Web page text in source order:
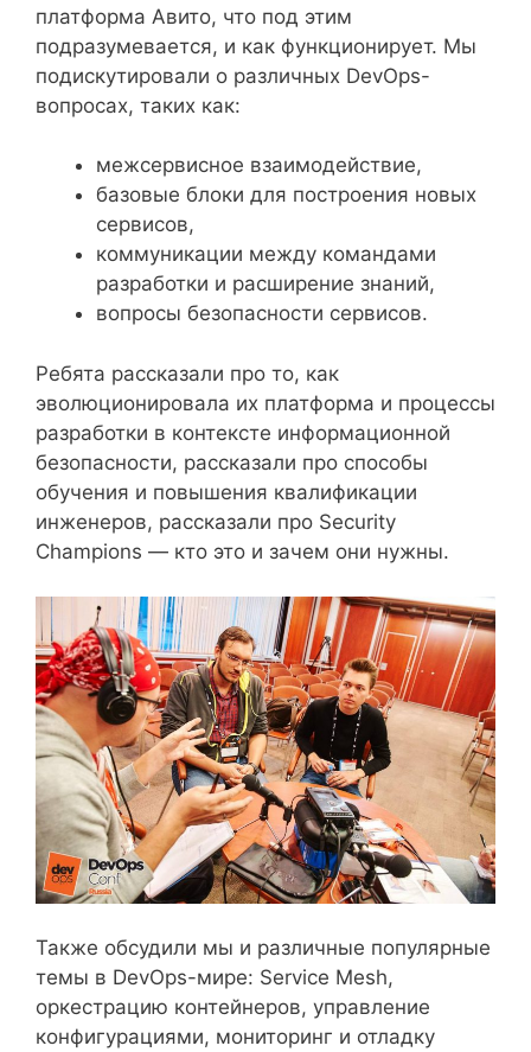
платформа Авито, что под этим
подразумевается, и как функционирует. Мы
подискутировали о различных DevOps-
вопросах, таких как:
межсервисное взаимодействие,
базовые блоки для построения новых
сервисов,
коммуникации между командами
разработки и расширение знаний,
вопросы безопасности сервисов.
Ребята рассказали про то, как
эволюционировала их платформа и процессы
разработки в контексте информационной
безопасности, рассказали про способы
обучения и повышения квалификации
инженеров, рассказали про Security
Champions — кто это и зачем они нужны.
Также обсудили мы и различные популярные
темы в DevOps-мире: Service Mesh,
оркестрацию контейнеров, управление
конфигурациями, мониторинг и отладку